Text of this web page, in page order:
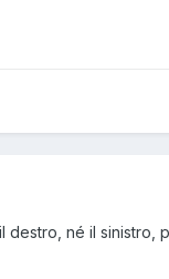
destro, né il